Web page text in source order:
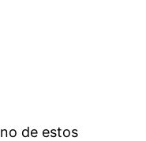
de estos